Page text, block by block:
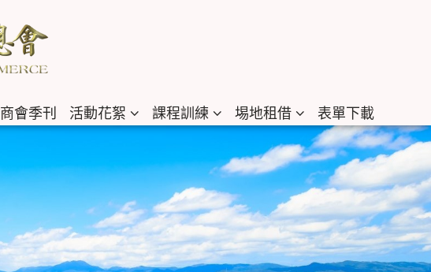
商會季刊 活動花絮 課程訓練 埸地租借 表單下載